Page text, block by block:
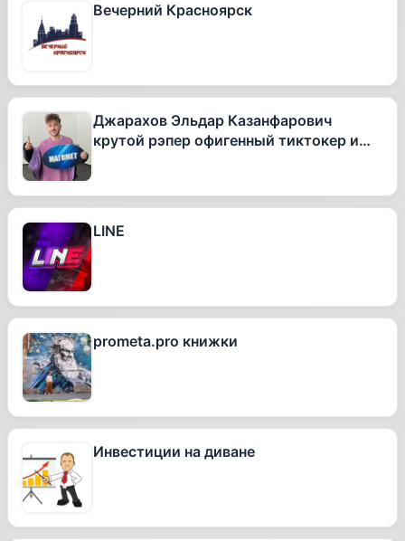
Вечерний Красноярск
Джарахов Эльдар Казанфарович
крутой рэпер офигенный тиктокер и
LINE
prometa.pro книжки
Инвестиции на диване